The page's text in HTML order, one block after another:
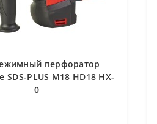
перфоратор
SDS-PLUS М18 HD18 HX-
0